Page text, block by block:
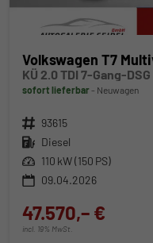
Volkswagen T7
KÜ 2.0 TDI 7-Gang-DSG
sofort lieferbar Neuwagen
Fahrzeugnr. 93615
Kraftstoff Diesel
Leistung 110 kW (150 PS)
09.04.2026
47.570,– €
incl. 19% MwSt.